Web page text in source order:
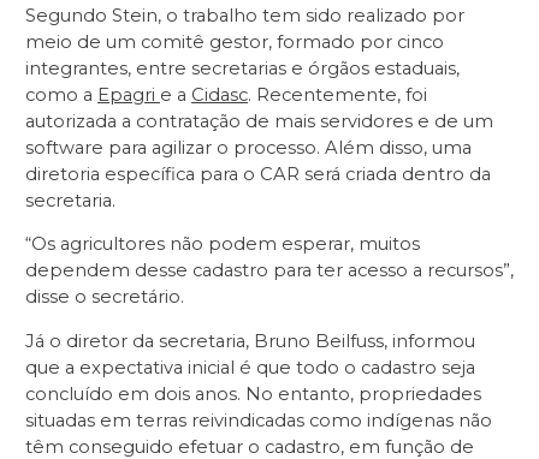
Segundo Stein, o trabalho tem sido realizado por
meio de um comitê gestor, formado por cinco
integrantes, entre secretarias e órgãos estaduais,
como a Epagri e a Cidasc. Recentemente, foi
autorizada a contratação de mais servidores e de um
software para agilizar o processo. Além disso, uma
diretoria específica para o CAR será criada dentro da
secretaria.
“Os agricultores não podem esperar, muitos
dependem desse cadastro para ter acesso a recursos”,
disse o secretário.
Já o diretor da secretaria, Bruno Beilfuss, informou
que a expectativa inicial é que todo o cadastro seja
concluído em dois anos. No entanto, propriedades
situadas em terras reivindicadas como indígenas não
têm conseguido efetuar o cadastro, em função de